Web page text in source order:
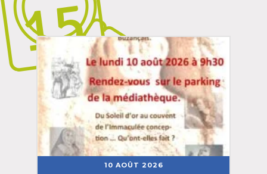
10 AOÛT 2026